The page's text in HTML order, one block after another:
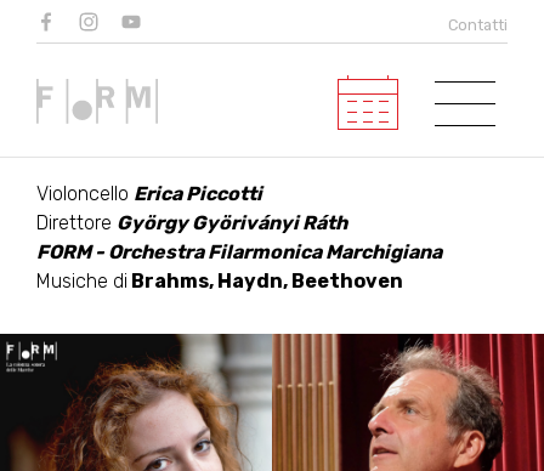
Contatti
AUSTRIA FELIX -
BEETHOVEN QUINTA
Concerto di Apertura
Violoncello Erica Piccotti
Direttore György Györiványi Ráth
FORM - Orchestra Filarmonica Marchigiana
Musiche di Brahms, Haydn, Beethoven